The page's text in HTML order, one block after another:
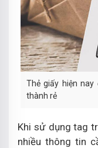
Thẻ giấy hiện
thành rẻ
Khi sử dụng tag
nhiều thông tin